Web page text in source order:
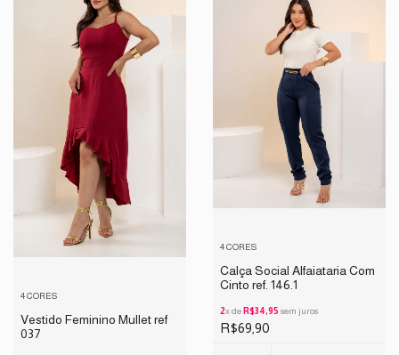
4 CORES
Vestido Feminino Mullet ref
037
4 CORES
Calça Social Alfaiataria Com
Cinto ref. 146.1
2x de R$34,95 sem juros
R$69,90